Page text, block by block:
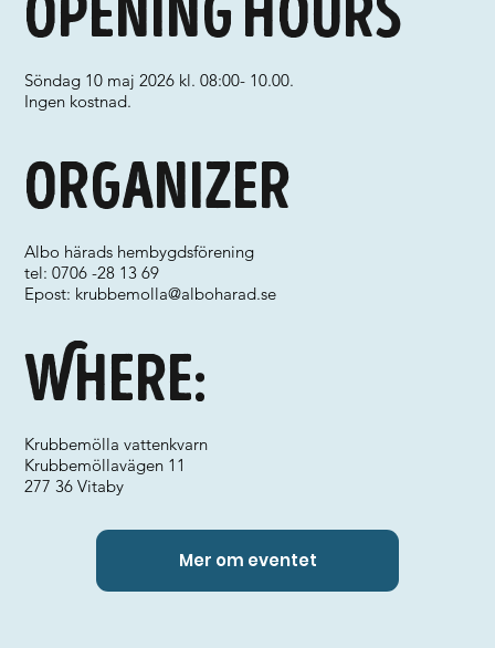
Where:
Organizer
Albo härads hembygdsförening
tel: 0706 -28 13 69
Epost: krubbemolla@alboharad.se
Krubbemölla vattenkvarn
Krubbemöllavägen 11
277 36 Vitaby
Söndag 10 maj 2026 kl. 08:00- 10.00.
Ingen kostnad.
Mer om eventet